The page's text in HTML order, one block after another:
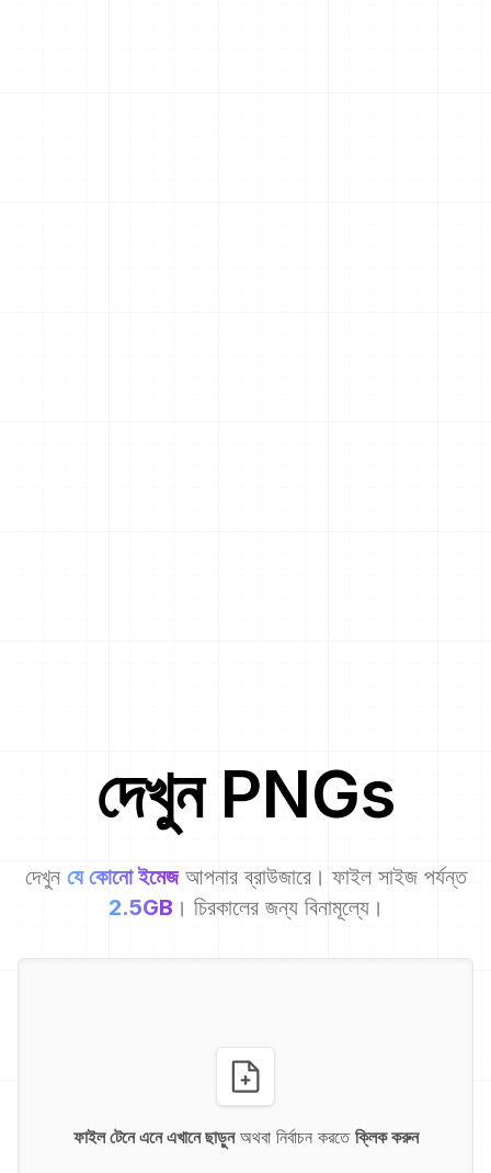
দেখুন PNGs
দেখুন যে কোনো ইমেজ আপনার ব্রাউজারে। ফাইল সাইজ পর্যন্ত
2.5GB । চিরকালের জন্য বিনামূল্যে।
ফাইল টেনে এনে এখানে ছাড়ুনঅথবা নির্বাচন করতে ক্লিক করুন